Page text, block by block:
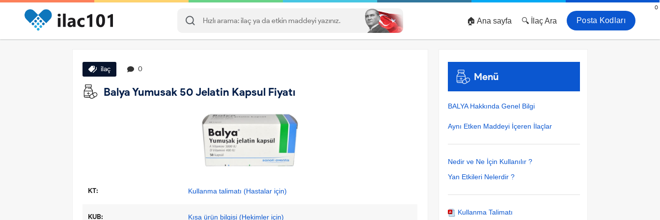
Posta Kodları
🔍 İlaç Ara
🏠 Ana sayfa
ilaç 0
Balya Yumusak 50 Jelatin Kapsul Fiyatı
KT: Kullanma talimatı (Hastalar için)
KUB: Kısa ürün bilgisi (Hekimler için)
Menü
BALYA Hakkında Genel Bilgi
Aynı Etken Maddeyi İçeren İlaçlar
Nedir ve Ne İçin Kullanılır ?
Yan Etkileri Nelerdir ?
Kullanma Talimatı
0